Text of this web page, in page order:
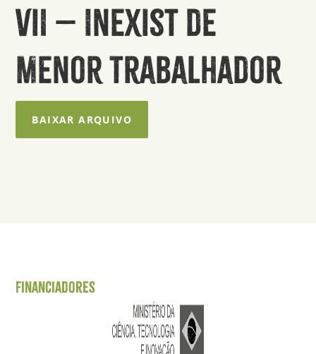
VII – Inexist de
Menor Trabalhador
BAIXAR ARQUIVO
Financiadores